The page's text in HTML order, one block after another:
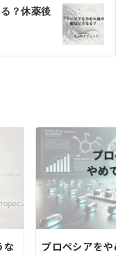
？休薬後
な
プロペシアをや